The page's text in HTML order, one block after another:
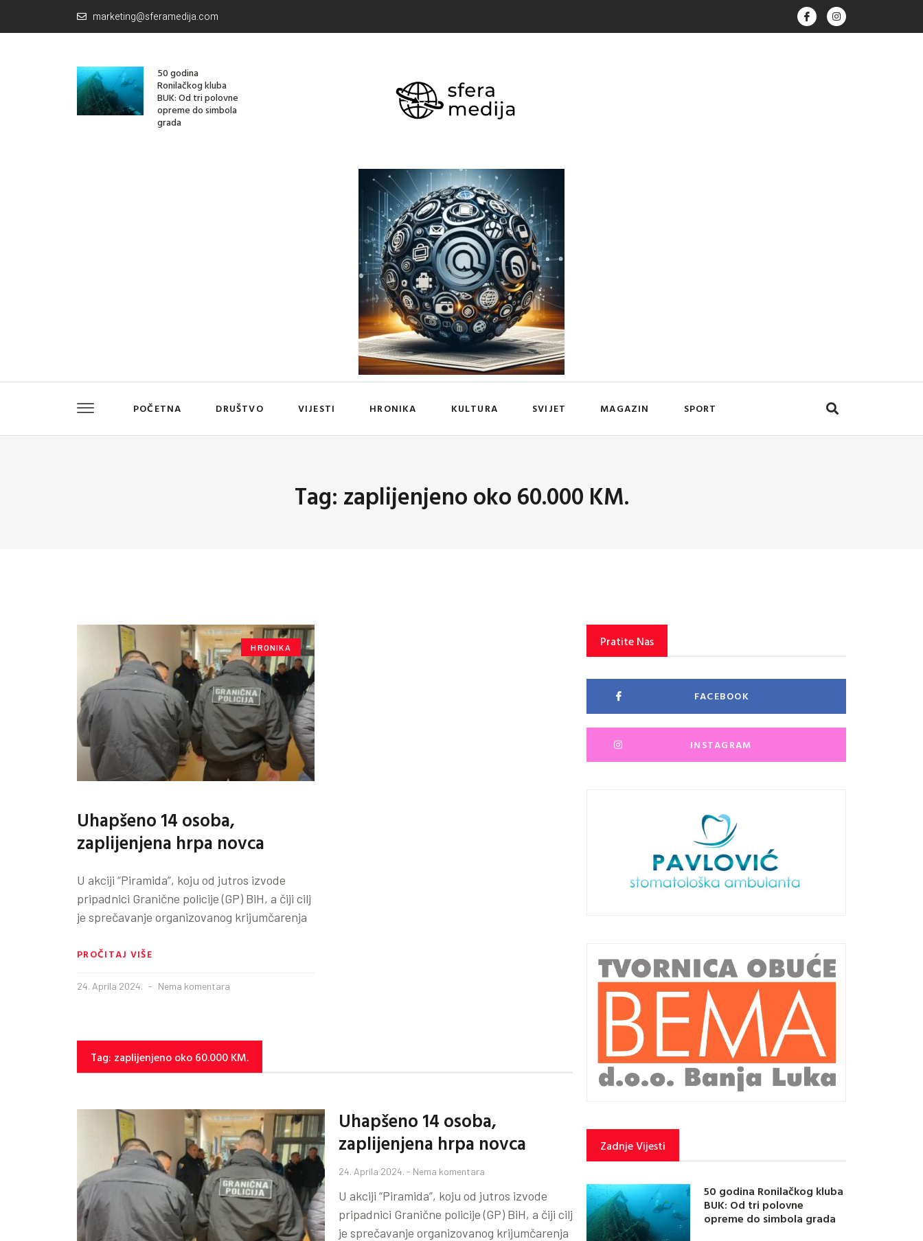
marketing@sferamedija.com
50 godina
Ronilačkog kluba
BUK: Od tri polovne
opreme do simbola
grada
POČETNA DRUŠTVO VIJESTI HRONIKA KULTURA SVIJET MAGAZIN SPORT
Tag: zaplijenjeno oko 60.000 KM.
HRONIKA
Uhapšeno 14 osoba,
zaplijenjena hrpa novca
U akciji “Piramida”, koju od jutros izvode
pripadnici Granične policije (GP) BiH, a čiji cilj
je sprečavanje organizovanog krijumčarenja
PROČITAJ VIŠE
24. Aprila 2024. Nema komentara
Tag: zaplijenjeno oko 60.000 KM.
Uhapšeno 14 osoba,
zaplijenjena hrpa novca
24. Aprila 2024. Nema komentara
U akciji “Piramida”, koju od jutros izvode
pripadnici Granične policije (GP) BiH, a čiji cilj
je sprečavanje organizovanog krijumčarenja
Pratite Nas
FACEBOOK
INSTAGRAM
Zadnje Vijesti
50 godina Ronilačkog kluba
BUK: Od tri polovne
opreme do simbola grada